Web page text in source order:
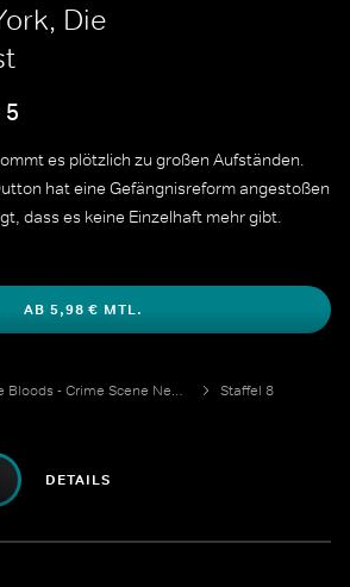
Die
es plötzlich zu großen Aufständen.
hat eine Gefängnisreform angestoßen
dass es keine Einzelhaft mehr gibt.
AB 5,98 € MTL.
Blue Bloods - Crime Scene New York
Staffel 8
DETAILS